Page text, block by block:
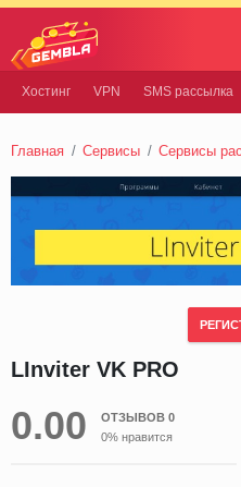
Gembla
Хостинг VPN SMS рассылка
Главная Сервисы Сервисы
LInviter VK PRO
0.00
ОТЗЫВОВ 0
0% нравится